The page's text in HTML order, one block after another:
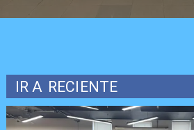
IR A RECIENTE